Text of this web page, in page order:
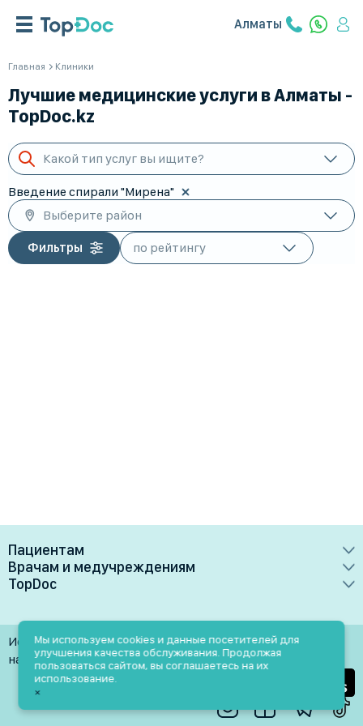
Алматы
Главная Клиники
Лучшие медицинские услуги в Алматы -
TopDoc.kz
Какой тип услуг вы ищите?
Введение спирали "Мирена"
Выберите район
Фильтры
Пациентам
Врачи
Клиники
Лаборатории
Услуги
Блог
Акции и скидки
Врачам и медучреждениям
Преимущества
Медучреждениям
Врачам
TopDoc
Контакты
Помощь
Использование материалов разрешено только при
наличии активной ссылки на источник
Мы используем cookies и данные посетителей для
улучшения качества обслуживания. Продолжая
пользоваться сайтом, вы соглашаетесь на их
использование.
×